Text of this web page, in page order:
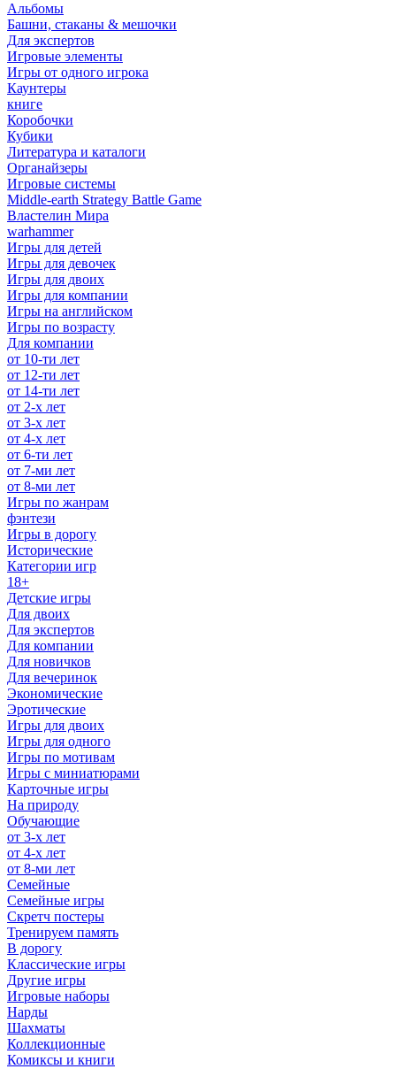
Альбомы
Башни, стаканы & мешочки
Для экспертов
Игровые элементы
Игры от одного игрока
Каунтеры
книге
Коробочки
Кубики
Литература и каталоги
Органайзеры
Игровые системы
Middle-earth Strategy Battle Game
Властелин Мира
warhammer
Игры для детей
Игры для девочек
Игры для двоих
Игры для компании
Игры на английском
Игры по возрасту
Для компании
от 10-ти лет
от 12-ти лет
от 14-ти лет
от 2-х лет
от 3-х лет
от 4-х лет
от 6-ти лет
от 7-ми лет
от 8-ми лет
Игры по жанрам
фэнтези
Игры в дорогу
Исторические
Категории игр
18+
Детские игры
Для двоих
Для экспертов
Для компании
Для новичков
Для вечеринок
Экономические
Эротические
Игры для двоих
Игры для одного
Игры по мотивам
Игры с миниатюрами
Карточные игры
На природу
Обучающие
от 3-х лет
от 4-х лет
от 8-ми лет
Семейные
Семейные игры
Скретч постеры
Тренируем память
В дорогу
Классические игры
Другие игры
Игровые наборы
Нарды
Шахматы
Коллекционные
Комиксы и книги